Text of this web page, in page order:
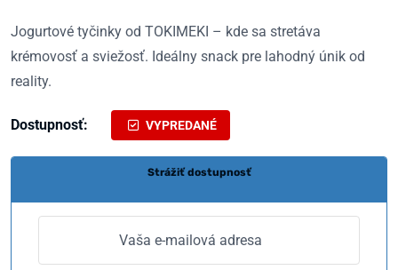
Jogurtové tyčinky od TOKIMEKI – kde sa stretáva
krémovosť a sviežosť. Ideálny snack pre lahodný únik od
reality.
Dostupnosť: VYPREDANÉ
Strážiť dostupnosť